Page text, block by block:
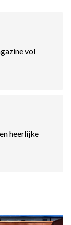
vol
heerlijke